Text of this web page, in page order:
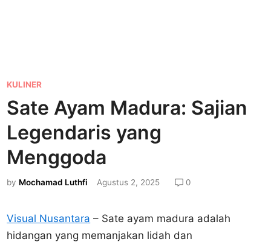
P
o
s
e
d
i
KULINER
Sate Ayam Madura: Sajian
Legendaris yang
Menggoda
by Mochamad Luthfi Agustus 2, 2025 0
Visual Nusantara – Sate ayam madura adalah
hidangan yang memanjakan lidah dan